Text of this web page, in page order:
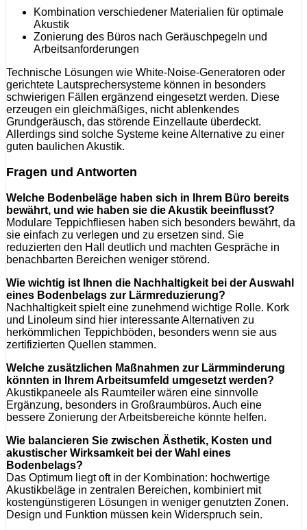
Kombination verschiedener Materialien für optimale
Akustik
Zonierung des Büros nach Geräuschpegeln und
Arbeitsanforderungen
Technische Lösungen wie White-Noise-Generatoren oder
gerichtete Lautsprechersysteme können in besonders
schwierigen Fällen ergänzend eingesetzt werden. Diese
erzeugen ein gleichmäßiges, nicht ablenkendes
Grundgeräusch, das störende Einzellaute überdeckt.
Allerdings sind solche Systeme keine Alternative zu einer
guten baulichen Akustik.
Fragen und Antworten
Welche Bodenbeläge haben sich in Ihrem Büro bereits
bewährt, und wie haben sie die Akustik beeinflusst?
Modulare Teppichfliesen haben sich besonders bewährt, da
sie einfach zu verlegen und zu ersetzen sind. Sie
reduzierten den Hall deutlich und machten Gespräche in
benachbarten Bereichen weniger störend.
Wie wichtig ist Ihnen die Nachhaltigkeit bei der Auswahl
eines Bodenbelags zur Lärmreduzierung?
Nachhaltigkeit spielt eine zunehmend wichtige Rolle. Kork
und Linoleum sind hier interessante Alternativen zu
herkömmlichen Teppichböden, besonders wenn sie aus
zertifizierten Quellen stammen.
Welche zusätzlichen Maßnahmen zur Lärmminderung
könnten in Ihrem Arbeitsumfeld umgesetzt werden?
Akustikpaneele als Raumteiler wären eine sinnvolle
Ergänzung, besonders in Großraumbüros. Auch eine
bessere Zonierung der Arbeitsbereiche könnte helfen.
Wie balancieren Sie zwischen Ästhetik, Kosten und
akustischer Wirksamkeit bei der Wahl eines
Bodenbelags?
Das Optimum liegt oft in der Kombination: hochwertige
Akustikbeläge in zentralen Bereichen, kombiniert mit
kostengünstigeren Lösungen in weniger genutzten Zonen.
Design und Funktion müssen kein Widerspruch sein.